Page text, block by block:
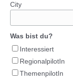
City
Was bist du?
Interessiert
RegionalpilotIn
ThemenpilotIn